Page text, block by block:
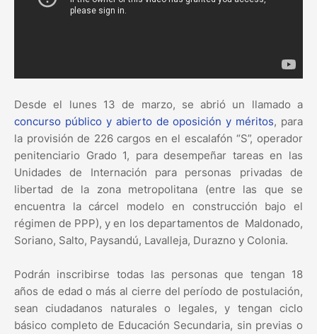
Desde el lunes 13 de marzo, se abrió un llamado a
concurso público y abierto de oposición y méritos, para
la provisión de 226 cargos en el escalafón “S”, operador
penitenciario Grado 1, para desempeñar tareas en las
Unidades de Internación para personas privadas de
libertad de la zona metropolitana (entre las que se
encuentra la cárcel modelo en construcción bajo el
régimen de PPP), y en los departamentos de Maldonado,
Soriano, Salto, Paysandú, Lavalleja, Durazno y Colonia.
Podrán inscribirse todas las personas que tengan 18
años de edad o más al cierre del período de postulación,
sean ciudadanos naturales o legales, y tengan ciclo
básico completo de Educación Secundaria, sin previas o